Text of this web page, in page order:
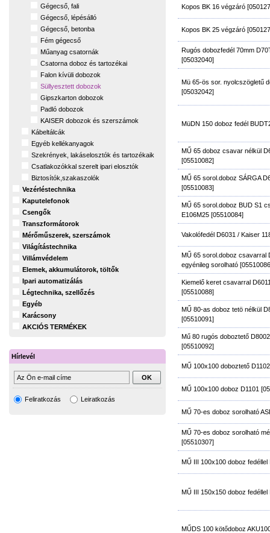
Kopos BK 16 végzáró
Kopos BK 25 végzáró
Rugós dobozfedél 70mm
[05032040]
Mü 65-ös sor. nyolcszögletű
[05032042]
MüDN 150 doboz fedél
MŰ 65 doboz csavar nélkül
[05510082]
MŰ 65 sorol.doboz SÁRGA
[05510083]
MŰ 65 sorol.doboz BUD S1
E106M25 [05510084]
Vakolófedél D6031 / Kaiser
MŰ 65 sorol.doboz csavarral
egyénileg sorolható
Kiemelő keret csavarral
[05510088]
MŰ 80-as doboz tetö nélkül
[05510091]
Mű 80 rugós doboztető
[05510092]
MŰ 100x100 doboztető
MŰ 100x100 doboz D1101
MŰ 70-es doboz sorolható
MŰ 70-es doboz sorolható
[05510307]
MŰ III 100x100 doboz fedéllel
MŰ III 150x150 doboz fedéllel
MŰDS 100 kötődoboz
Gégecső, fali
Gégecső, lépésálló
Gégecső, betonba
Fém gégecső
Műanyag csatornák
Csatorna doboz és tartozékai
Falon kívüli dobozok
Süllyesztett dobozok
Gipszkarton dobozok
Padló dobozok
KAISER dobozok és szerszámok
Kábeltálcák
Egyéb kellékanyagok
Szekrények, lakáselosztók és tartozékaik
Csatlakozókkal szerelt ipari elosztók
Biztosítók,szakaszolók
Vezérléstechnika
Kaputelefonok
Csengők
Transzformátorok
Mérőműszerek, szerszámok
Világítástechnika
Villámvédelem
Elemek, akkumulátorok, töltők
Ipari automatizálás
Légtechnika, szellőzés
Egyéb
Karácsony
AKCIÓS TERMÉKEK
Hírlevél
Feliratkozás Leiratkozás